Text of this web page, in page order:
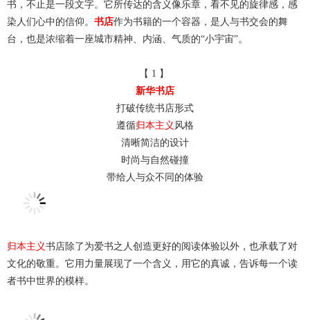
书，不止是一段文字。它所传达的含义像乐章，看不见的旋律感，感
染人们心中的信仰。 书店作为书籍的一个容器，是人与书交会的舞
台，也是浓缩着一座城市精神、内涵、气质的“小宇宙”。
【 1 】
新华书店
打破传统书店形式
遵循归本主义 风格
清晰简洁的设计
时尚与自然碰撞
带给人与众不同的体验
归本主义书店除了为爱书之人创造更好的阅读体验以外，也承载了对
文化的敬重。它用力量展现了一个含义，用它的真诚，告诉每一个读
者书中世界的模样。